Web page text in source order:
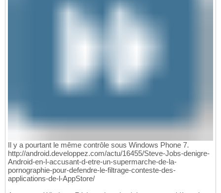
Il y a pourtant le même contrôle sous Windows Phone 7.
http://android.developpez.com/actu/16455/Steve-Jobs-denigre-
Android-en-l-accusant-d-etre-un-supermarche-de-la-
pornographie-pour-defendre-le-filtrage-conteste-des-
applications-de-l-AppStore/